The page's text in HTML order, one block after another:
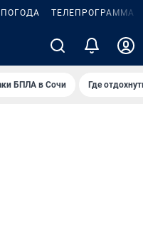
ПОГОДА ТЕЛЕПРОГРАММА
БПЛА в Сочи Где